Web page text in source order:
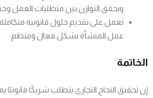
ويحقق التوازن بين متطلبات العمل
نعمل على تقديم حلول قانونية
عمل المنشأة بشكل فعال ومنظم.
الخاتمة
إن تحقيق النجاح التجاري يتطلب شريكًا قانونيًا